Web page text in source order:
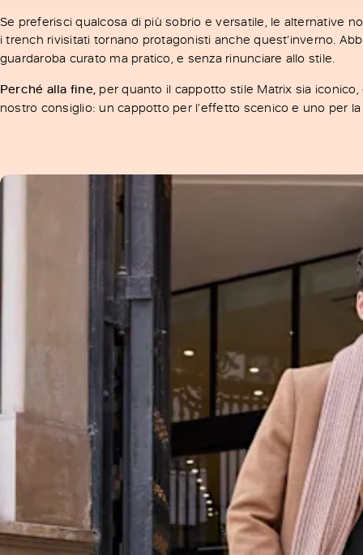
Se preferisci qualcosa di più sobrio e versatile, le alternative
i trench rivisitati tornano protagonisti anche quest’inverno.
guardaroba curato ma pratico, e senza rinunciare allo stile.
Perché alla fine, per quanto il cappotto stile Matrix sia
nostro consiglio: un cappotto per l’effetto scenico e uno per